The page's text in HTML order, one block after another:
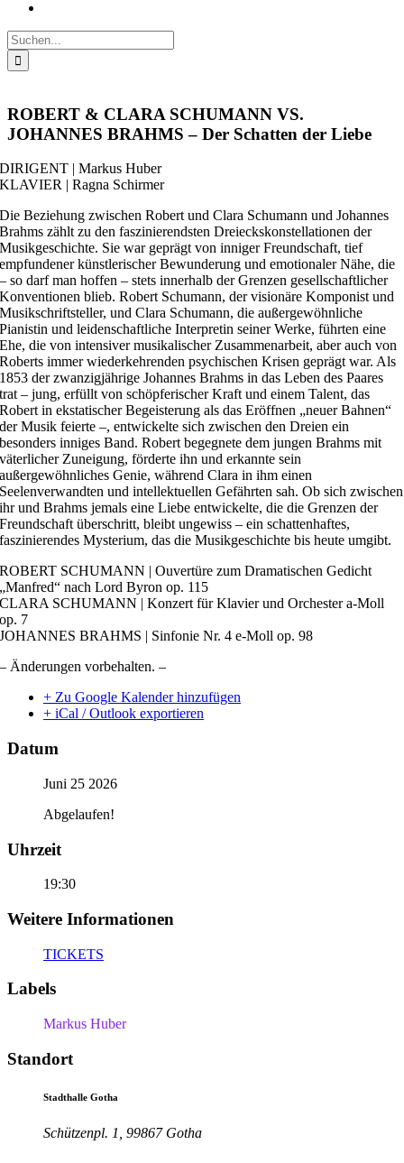
Suche
nach:
ROBERT & CLARA SCHUMANN VS.
JOHANNES BRAHMS – Der Schatten der Liebe
DIRIGENT | Markus Huber
KLAVIER | Ragna Schirmer
Die Beziehung zwischen Robert und Clara Schumann und Johannes
Brahms zählt zu den faszinierendsten Dreieckskonstellationen der
Musikgeschichte. Sie war geprägt von inniger Freundschaft, tief
empfundener künstlerischer Bewunderung und emotionaler Nähe, die
– so darf man hoffen – stets innerhalb der Grenzen gesellschaftlicher
Konventionen blieb. Robert Schumann, der visionäre Komponist und
Musikschriftsteller, und Clara Schumann, die außergewöhnliche
Pianistin und leidenschaftliche Interpretin seiner Werke, führten eine
Ehe, die von intensiver musikalischer Zusammenarbeit, aber auch von
Roberts immer wiederkehrenden psychischen Krisen geprägt war. Als
1853 der zwanzigjährige Johannes Brahms in das Leben des Paares
trat – jung, erfüllt von schöpferischer Kraft und einem Talent, das
Robert in ekstatischer Begeisterung als das Eröffnen „neuer Bahnen“
der Musik feierte –, entwickelte sich zwischen den Dreien ein
besonders inniges Band. Robert begegnete dem jungen Brahms mit
väterlicher Zuneigung, förderte ihn und erkannte sein
außergewöhnliches Genie, während Clara in ihm einen
Seelenverwandten und intellektuellen Gefährten sah. Ob sich zwischen
ihr und Brahms jemals eine Liebe entwickelte, die die Grenzen der
Freundschaft überschritt, bleibt ungewiss – ein schattenhaftes,
faszinierendes Mysterium, das die Musikgeschichte bis heute umgibt.
ROBERT SCHUMANN | Ouvertüre zum Dramatischen Gedicht
„Manfred“ nach Lord Byron op. 115
CLARA SCHUMANN | Konzert für Klavier und Orchester a-Moll
op. 7
JOHANNES BRAHMS | Sinfonie Nr. 4 e-Moll op. 98
– Änderungen vorbehalten. –
+ Zu Google Kalender hinzufügen
+ iCal / Outlook exportieren
Datum
Juni 25 2026
Abgelaufen!
Uhrzeit
19:30
Weitere Informationen
TICKETS
Labels
Markus Huber
Standort
Stadthalle Gotha
Schützenpl. 1, 99867 Gotha